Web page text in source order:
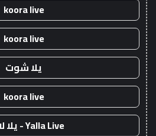
koora live
koora live
يلا شوت
koora live
Yalla Live - يلا لايف